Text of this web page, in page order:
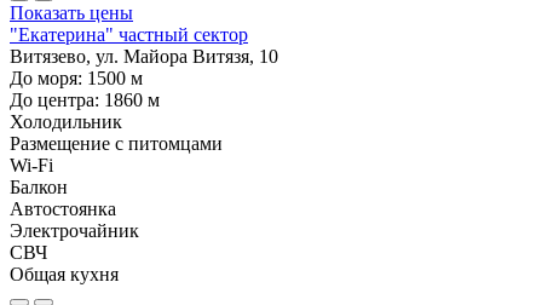
Показать цены
"Екатерина" частный сектор
Витязево, ул. Майора Витязя, 10
До моря: 1500 м
До центра: 1860 м
Холодильник
Размещение с питомцами
Wi-Fi
Балкон
Автостоянка
Электрочайник
СВЧ
Общая кухня